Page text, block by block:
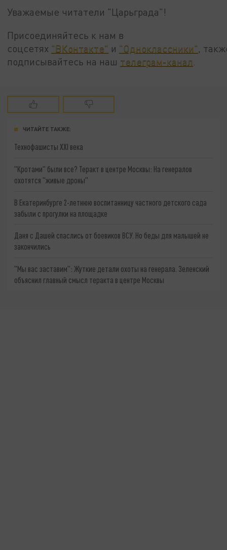
Уважаемые читатели "Царьграда"!
Присоединяйтесь к нам в
соцсетях "ВКонтакте" и "Одноклассники" ,
подписывайтесь на наш телеграм-канал
ЧИТАЙТЕ ТАКЖЕ:
Технофашисты XXI века
"Кротами" были все? Теракт в центре Москвы: На генералов
охотятся "живые дроны"
В Екатеринбурге 2-летнюю воспитанницу частного детского сада
забыли с прогулки на площадке
Даня с Дашей спаслись от боевиков ВСУ. Но беды для малышей не
закончились
"Мы вас заставим": Жуткие детали охоты на генерала. Зеленский
объяснил главный смысл теракта в центре Москвы